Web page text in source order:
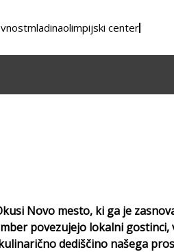
mladinaolimpijski center
Novo mesto, ki ga je
povezujejo lokalni
dediščino našega